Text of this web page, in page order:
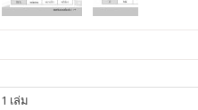
1 เล่ม